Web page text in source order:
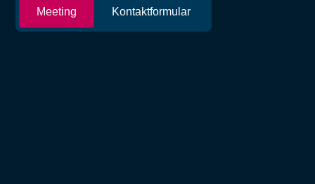
Meeting Kontaktformular